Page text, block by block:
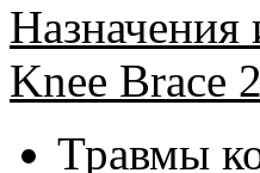
Назначения
Knee Brace
Травмы